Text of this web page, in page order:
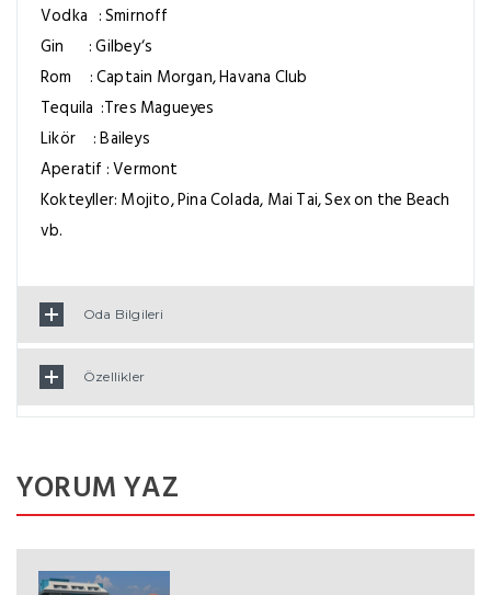
Vodka : Smirnoff
Gin : Gilbey‘s
Rom : Captain Morgan, Havana Club
Tequila :Tres Magueyes
Likör : Baileys
Aperatif : Vermont
Kokteyller: Mojito, Pina Colada, Mai Tai, Sex on the Beach
vb.
Oda Bilgileri
Özellikler
YORUM YAZ